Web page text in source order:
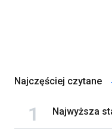
Najczęściej czytane
Najwyższa